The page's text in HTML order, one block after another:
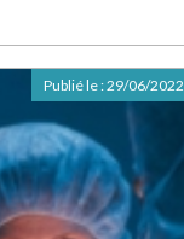
Publié le :29/06/2022